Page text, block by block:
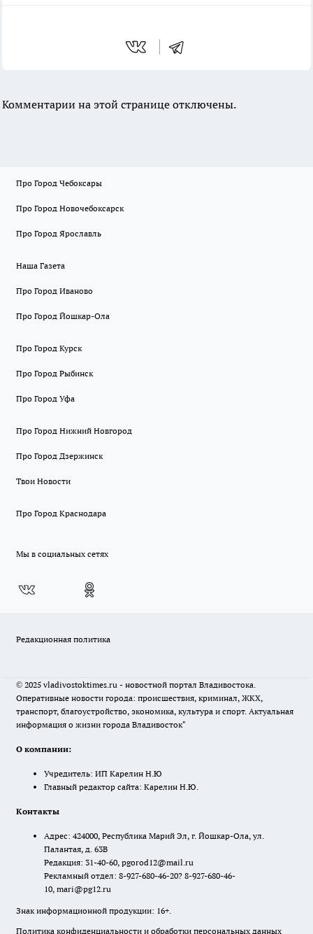
Комментарии на этой странице отключены.
Про Город Чебоксары
Про Город Новочебоксарск
Про Город Ярославль
Наша Газета
Про Город Иваново
Про Город Йошкар-Ола
Про Город Курск
Про Город Рыбинск
Про Город Уфа
Про Город Нижний Новгород
Про Город Дзержинск
Твои Новости
Про Город Краснодара
Мы в социальных сетях
Редакционная политика
© 2025 vladivostoktimes.ru - новостной портал Владивостока.
Оперативные новости города: происшествия, криминал, ЖКХ,
транспорт, благоустройство, экономика, культура и спорт. Актуальная
информация о жизни города Владивосток"
О компании:
Учредитель: ИП Карелин Н.Ю
Главный редактор сайта: Карелин Н.Ю.
Контакты
Адрес: 424000, Республика Марий Эл, г. Йошкар-Ола, ул.
Палантая, д. 63В
Редакция: 31-40-60, pgorod12@mail.ru
Рекламный отдел: 8-927-680-46-20? 8-927-680-46-
10, mari@pg12.ru
Знак информационной продукции: 16+.
Политика конфиденциальности и обработки персональных данных